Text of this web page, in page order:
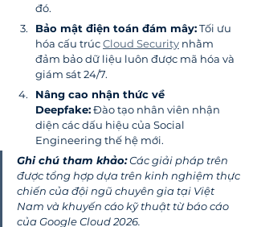
đó.
Bảo mật điện toán đám mây: Tối ưu
hóa cấu trúc Cloud Security nhằm
đảm bảo dữ liệu luôn được mã hóa và
giám sát 24/7.
Nâng cao nhận thức về
Deepfake: Đào tạo nhân viên nhận
diện các dấu hiệu của Social
Engineering thế hệ mới.
Ghi chú tham khảo: Các giải pháp trên
được tổng hợp dựa trên kinh nghiệm thực
chiến của đội ngũ chuyên gia tại Việt
Nam và khuyến cáo kỹ thuật từ báo cáo
của Google Cloud 2026.